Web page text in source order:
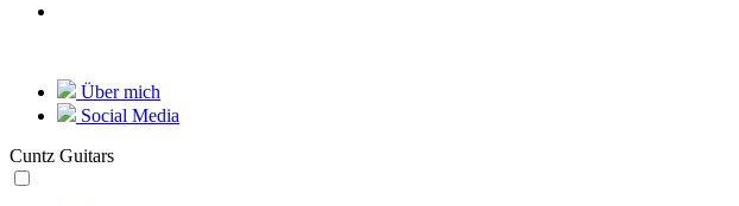
Über mich
Social Media
Cuntz Guitars